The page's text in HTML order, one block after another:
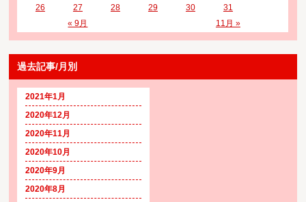
« 9月 11月 »
26
27 28 29 30 31
過去記事/月別
2021年1月
2020年12月
2020年11月
2020年10月
2020年9月
2020年8月